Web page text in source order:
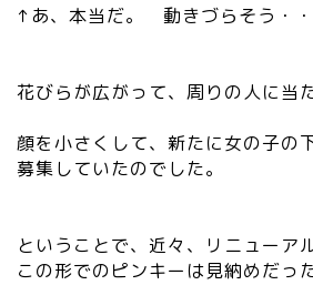
↑あ、本当だ。 動きづらそう・
花びらが広がって、周りの人に当
顔を小さくして、新たに女の子の
募集していたのでした。
ということで、近々、リニューア
この形でのピンキーは見納めだっ